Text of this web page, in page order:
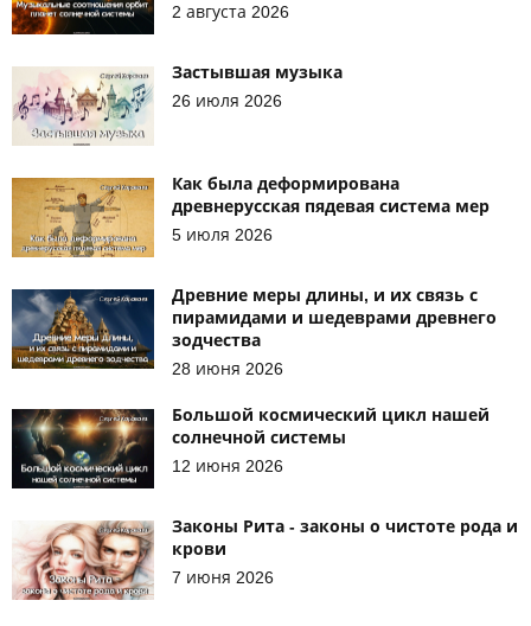
2 августа 2026
Застывшая музыка
26 июля 2026
Как была деформирована
древнерусская пядевая система мер
5 июля 2026
Древние меры длины, и их связь с
пирамидами и шедеврами древнего
зодчества
28 июня 2026
Большой космический цикл нашей
солнечной системы
12 июня 2026
Законы Рита - законы о чистоте рода и
крови
7 июня 2026